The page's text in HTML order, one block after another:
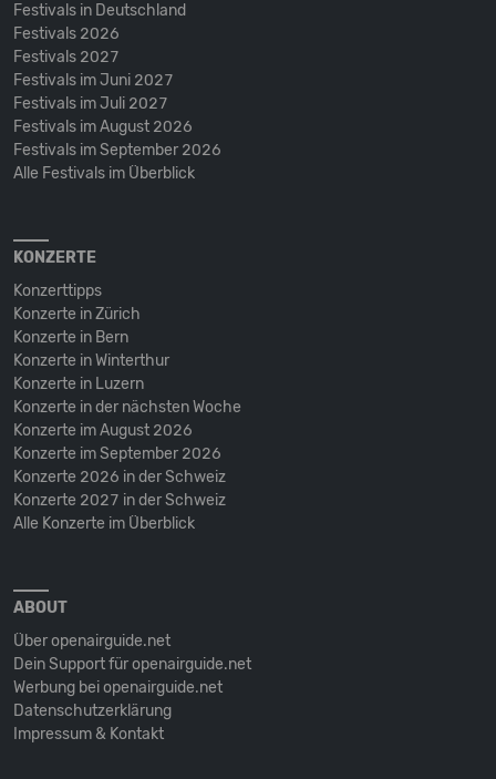
Festivals in Deutschland
Festivals 2026
Festivals 2027
Festivals im Juni 2027
Festivals im Juli 2027
Festivals im August 2026
Festivals im September 2026
Alle Festivals im Überblick
KONZERTE
Konzerttipps
Konzerte in Zürich
Konzerte in Bern
Konzerte in Winterthur
Konzerte in Luzern
Konzerte in der nächsten Woche
Konzerte im August 2026
Konzerte im September 2026
Konzerte 2026 in der Schweiz
Konzerte 2027 in der Schweiz
Alle Konzerte im Überblick
ABOUT
Über openairguide.net
Dein Support für openairguide.net
Werbung bei openairguide.net
Datenschutz­erklärung
Impressum & Kontakt